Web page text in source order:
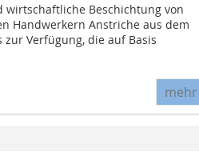
wirtschaftliche Beschichtung von
Handwerkern Anstriche aus dem
zur Verfügung, die auf Basis
mehr